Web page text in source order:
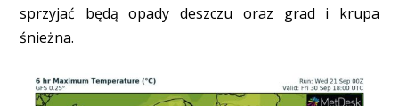
sprzyjać będą opady deszczu oraz grad i krupa
śnieżna.